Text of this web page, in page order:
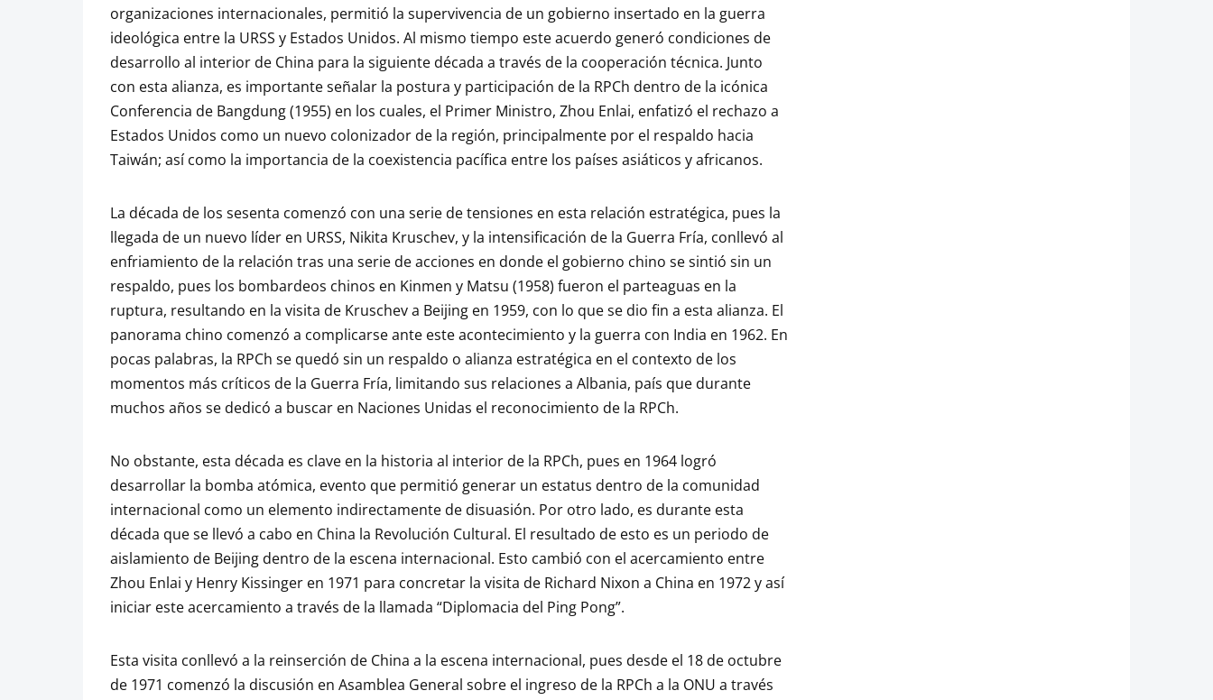
organizaciones internacionales, permitió la supervivencia de un gobierno insertado en la guerra
ideológica entre la URSS y Estados Unidos. Al mismo tiempo este acuerdo generó condiciones de
desarrollo al interior de China para la siguiente década a través de la cooperación técnica. Junto
con esta alianza, es importante señalar la postura y participación de la RPCh dentro de la icónica
Conferencia de Bangdung (1955) en los cuales, el Primer Ministro, Zhou Enlai, enfatizó el rechazo a
Estados Unidos como un nuevo colonizador de la región, principalmente por el respaldo hacia
Taiwán; así como la importancia de la coexistencia pacífica entre los países asiáticos y africanos.
La década de los sesenta comenzó con una serie de tensiones en esta relación estratégica, pues la
llegada de un nuevo líder en URSS, Nikita Kruschev, y la intensificación de la Guerra Fría, conllevó al
enfriamiento de la relación tras una serie de acciones en donde el gobierno chino se sintió sin un
respaldo, pues los bombardeos chinos en Kinmen y Matsu (1958) fueron el parteaguas en la
ruptura, resultando en la visita de Kruschev a Beijing en 1959, con lo que se dio fin a esta alianza. El
panorama chino comenzó a complicarse ante este acontecimiento y la guerra con India en 1962. En
pocas palabras, la RPCh se quedó sin un respaldo o alianza estratégica en el contexto de los
momentos más críticos de la Guerra Fría, limitando sus relaciones a Albania, país que durante
muchos años se dedicó a buscar en Naciones Unidas el reconocimiento de la RPCh.
No obstante, esta década es clave en la historia al interior de la RPCh, pues en 1964 logró
desarrollar la bomba atómica, evento que permitió generar un estatus dentro de la comunidad
internacional como un elemento indirectamente de disuasión. Por otro lado, es durante esta
década que se llevó a cabo en China la Revolución Cultural. El resultado de esto es un periodo de
aislamiento de Beijing dentro de la escena internacional. Esto cambió con el acercamiento entre
Zhou Enlai y Henry Kissinger en 1971 para concretar la visita de Richard Nixon a China en 1972 y así
iniciar este acercamiento a través de la llamada “Diplomacia del Ping Pong”.
Esta visita conllevó a la reinserción de China a la escena internacional, pues desde el 18 de octubre
de 1971 comenzó la discusión en Asamblea General sobre el ingreso de la RPCh a la ONU a través